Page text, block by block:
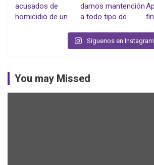
Síguenos en Instagram
You may Missed